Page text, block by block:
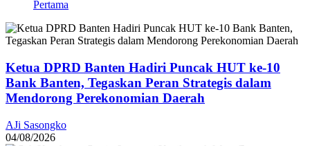
Pertama
Ketua DPRD Banten Hadiri Puncak HUT ke-10
Bank Banten, Tegaskan Peran Strategis dalam
Mendorong Perekonomian Daerah
AJi Sasongko
04/08/2026